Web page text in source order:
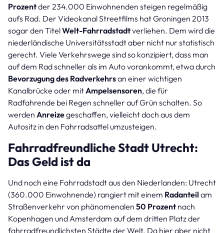
Prozentder 234.000 Einwohnenden steigen regelmäßig
aufs Rad. Der Videokanal Streetfilms hat Groningen 2013
sogar den TitelWelt-Fahrradstadtverliehen. Dem wird die
niederländische Universitätsstadt aber nicht nur statistisch
gerecht. Viele Verkehrswege sind so konzipiert, dass man
auf dem Rad schneller als im Auto vorankommt, etwa durch
Bevorzugung des Radverkehrsan einer wichtigen
Kanalbrücke oder mitAmpelsensoren, die für
Radfahrende bei Regen schneller auf Grün schalten. So
werden Anreizegeschaffen, vielleicht doch aus dem
Autositz in den Fahrradsattel umzusteigen.
Fahrradfreundliche Stadt Utrecht:
Das Geld ist da
Und noch eine Fahrradstadt aus den Niederlanden: Utrecht
(360.000 Einwohnende) rangiert mit einem Radanteil am
Straßenverkehr von phänomenalen 50 Prozent nach
Kopenhagen und Amsterdam auf dem dritten Platz der
fahrradfreundlichsten Städte der Welt. Da hier aber nicht